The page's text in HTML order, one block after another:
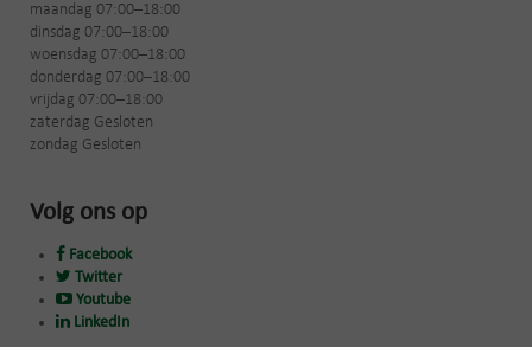
maandag 07:00–18:00
dinsdag 07:00–18:00
woensdag 07:00–18:00
donderdag 07:00–18:00
vrijdag 07:00–18:00
zaterdag Gesloten
zondag Gesloten
Volg ons op
Facebook
Twitter
Youtube
LinkedIn